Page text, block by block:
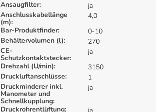
Ansaugfilter:
ja
Anschlusskabellänge
(m):
4,0
Bar-Produktfinder:
0-10
Behältervolumen (l):
270
CE-
Schutzkontaktstecker:
ja
Drehzahl (U/min):
3150
Druckluftanschlüsse:
1
Druckminderer inkl.
Manometer und
Schnellkupplung:
ja
Druckrohrentlüftung:
ja